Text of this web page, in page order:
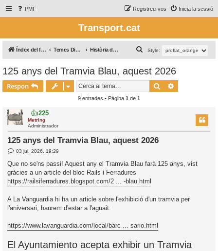
PMF Inicia la sessió
Registreu-vos
Transport.cat
Índex del fòrum Temes Diversos / Temas Varios Història del transport Style:
e
r
125 anys del Tramvia Blau, aquest 2026
Respon Cerca
9 entrades • Pàgina 1 de 1
👍225
Metring
Administrador
125 anys del Tramvia Blau, aquest 2026
E
t
r
a
d
a
03 jul. 2026, 19:29
Que no se'ns passi! Aquest any el Tramvia Blau farà 125 anys, vist
gràcies a un article del bloc Rails i Ferradures
https://railsiferradures.blogspot.com/2 ... -blau.html
A La Vanguardia hi ha un article sobre l'exhibició d'un tramvia per
l'aniversari, haurem d'estar a l'aguait:
https://www.lavanguardia.com/local/barc ... sario.html
El Ayuntamiento acepta exhibir un Tramvia